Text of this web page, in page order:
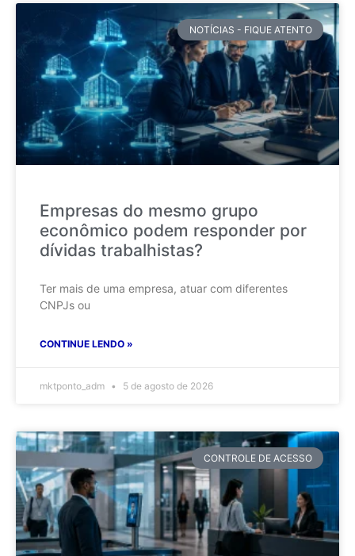
NOTÍCIAS - FIQUE ATENTO
Empresas do mesmo grupo
econômico podem responder por
dívidas trabalhistas?
Ter mais de uma empresa, atuar com diferentes
CNPJs ou
CONTINUE LENDO »
mktponto_adm 5 de agosto de 2026
CONTROLE DE ACESSO